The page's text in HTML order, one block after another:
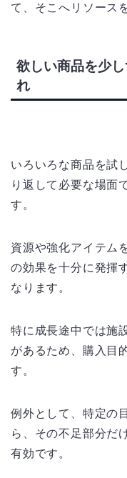
て、そこへリソース
欲しい商品を少
れ
いろいろな商品を試
り返して必要な場面
す。
資源や強化アイテム
の効果を十分に発揮
なります。
特に成長途中では施
があるため、購入目
す。
例外として、特定の
ら、その不足部分だ
有効です。